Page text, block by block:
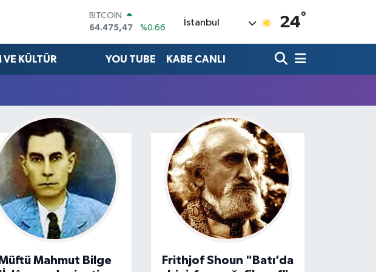
BITCOIN
64.475,47
%0.66
EURO
55,1336
%0.18
BİST100
13.703
İstanbul 24°
VE KÜLTÜR YOU TUBE KABE CANLI
Mahmut Bilge
Frithjof Shoun "Batı’da